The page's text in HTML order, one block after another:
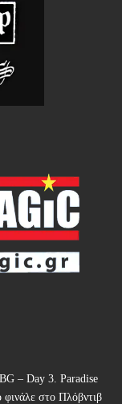
– Day 3. Paradise
στο Πλόβντιβ